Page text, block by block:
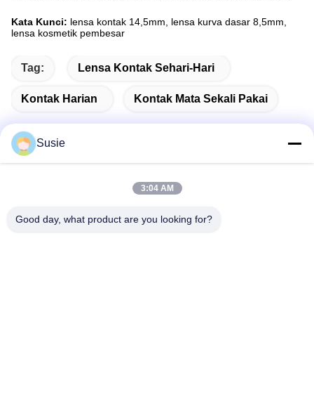
Kata Kunci: lensa kontak 14,5mm, lensa kurva dasar 8,5mm,
lensa kosmetik pembesar
Tag: Lensa Kontak Sehari-Hari
Kontak Harian Kontak Mata Sekali Pakai
Alamat
Susie
3:04 AM
Good day, what product are you looking for?